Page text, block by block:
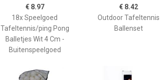
€ 8.97
18x Speelgoed
Tafeltennis/ping Pong
Balletjes Wit 4 Cm -
Buitenspeelgoed
€ 8.42
Outdoor Tafeltennis
Ballenset